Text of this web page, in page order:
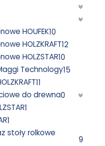
HOUFEK10
HOLZKRAFT12
HOLZSTAR10
Technology15
11
do drewna0
1
1
stoły rolkowe
9